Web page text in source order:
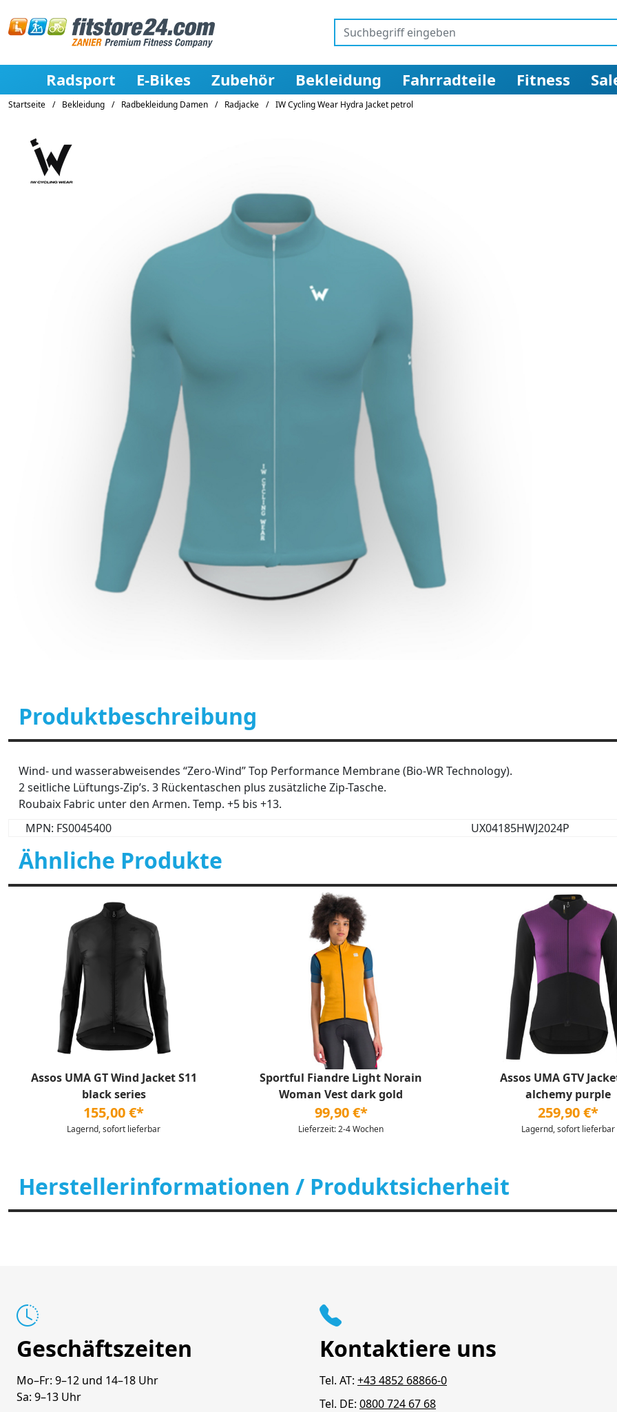
Radsport E-Bikes Zubehör Bekleidung Fahrradteile Fitness
Startseite / Bekleidung / Radbekleidung Damen / Radjacke / IW Cycling Wear Hydra Jacket petrol
Produktbeschreibung
Wind- und wasserabweisendes “Zero-Wind” Top Performance Membrane (Bio-WR Technology).
2 seitliche Lüftungs-Zip’s. 3 Rückentaschen plus zusätzliche Zip-Tasche.
Roubaix Fabric unter den Armen. Temp. +5 bis +13.
MPN: FS0045400
UX04185HWJ2024P
Ähnliche Produkte
Assos UMA GT Wind Jacket S11
black series
155,00 €*
Lagernd, sofort lieferbar
Sportful Fiandre Light Norain
Woman Vest dark gold
99,90 €*
Lieferzeit: 2-4 Wochen
Assos UMA GTV
alchemy purple
259,90 €*
Lagernd, sofort lieferbar
Herstellerinformationen / Produktsicherheit
Geschäftszeiten
Mo–Fr: 9–12 und 14–18 Uhr
Sa: 9–13 Uhr
Kontaktiere uns
Tel. AT: +43 4852 68866-0
Tel. DE: 0800 724 67 68